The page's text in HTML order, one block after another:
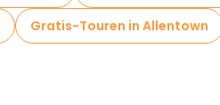
Gratis-Touren in Allentown